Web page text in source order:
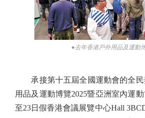
●去年香港戶外用品及運動
承接第十五屆全國運動會的全民
用品及運動博覽2025暨亞洲室內運
至23日假香港會議展覽中心Hall